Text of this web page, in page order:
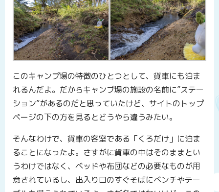
このキャンプ場の特徴のひとつとして、貨車にも泊ま
れるんだよ。だからキャンプ場の施設の名前に”ステー
ション”があるのだと思っていたけど、サイトのトップ
ページの下の方を見るとどうやら違うみたい。
そんなわけで、貨車の客室である「くろだけ」に泊ま
ることになったよ。さすがに貨車の中はそのままとい
うわけではなく、ベッドや布団などの必要なものが用
意されているし、出入り口のすぐそばにベンチやテー